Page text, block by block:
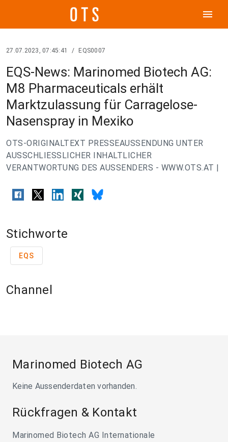
menu
27.07.2023, 07:45:41 / EQS0007
EQS-News: Marinomed Biotech AG:
M8 Pharmaceuticals erhält
Marktzulassung für Carragelose-
Nasenspray in Mexiko
OTS-ORIGINALTEXT PRESSEAUSSENDUNG UNTER
AUSSCHLIESSLICHER INHALTLICHER
VERANTWORTUNG DES AUSSENDERS - WWW.OTS.AT |
Stichworte
EQS
Channel
Marinomed Biotech AG
Keine Aussenderdaten vorhanden.
Rückfragen & Kontakt
Marinomed Biotech AG Internationale